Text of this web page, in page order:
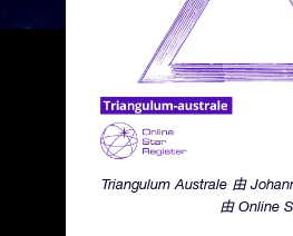
Triangulum Australe 由
由 Online